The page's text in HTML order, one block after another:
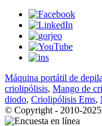
Máquina portátil de
criolipólisis, Mango de
diodo, Criolipólisis Ems,
© Copyright - 2010-